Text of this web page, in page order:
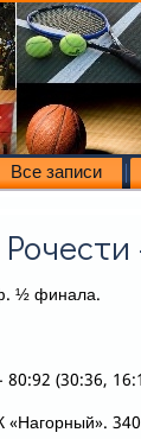
Все записи
½ финала.
(30:36,